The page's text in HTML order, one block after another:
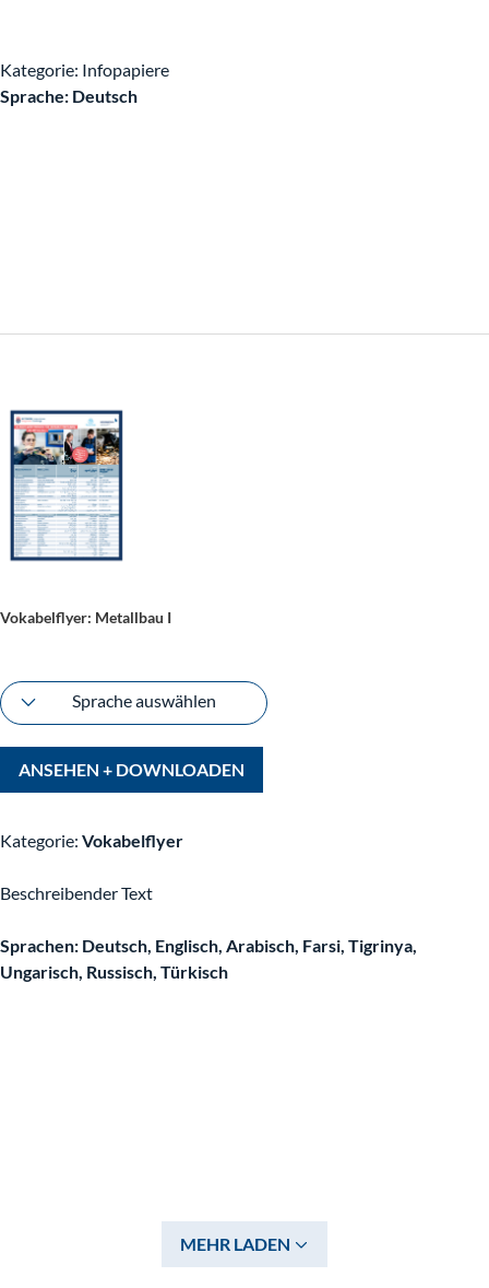
Kategorie: Infopapiere
Sprache: Deutsch
Vokabelflyer: Metallbau I
Sprache auswählen
ANSEHEN + DOWNLOADEN
Kategorie: Vokabelflyer
Beschreibender Text
Sprachen: Deutsch, Englisch, Arabisch, Farsi, Tigrinya,
Ungarisch, Russisch, Türkisch
MEHR LADEN